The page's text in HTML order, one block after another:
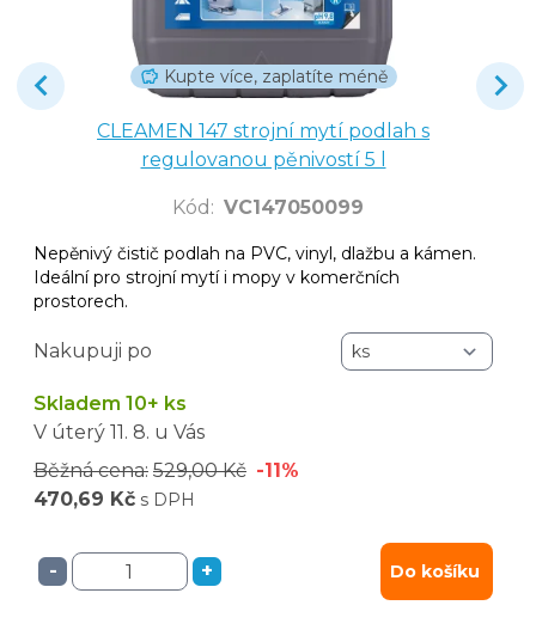
Kupte více, zaplatíte méně
CLEAMEN 147 strojní mytí podlah s
regulovanou pěnivostí 5 l
Kód : VC147050099
Nepěnivý čistič podlah na PVC, vinyl, dlažbu a kámen.
Ideální pro strojní mytí i mopy v komerčních
prostorech.
Nakupuji po
Skladem 10+ ks
V úterý 11. 8. u Vás
Běžná cena: 529,00 Kč -11%
470,69 Kč s DPH
- + Do košíku